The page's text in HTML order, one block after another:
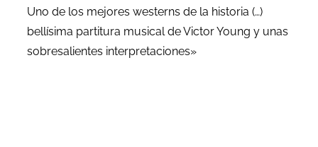
Uno de los mejores westerns de la historia (…)
bellísima partitura musical de Victor Young y unas
sobresalientes interpretaciones»